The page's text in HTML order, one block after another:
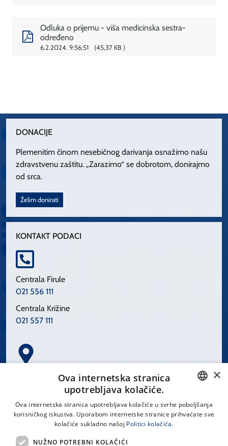
Odluka o prijemu - viša medicinska sestra-
određeno
6.2.2024. 9:56:51 45,37 KB
DONACIJE
Plemenitim činom nesebičnog darivanja osnažimo našu
zdravstvenu zaštitu. „Zarazimo“ se dobrotom, donirajmo
od srca.
Želim donirati
KONTAKT PODACI
Centrala Firule
021 556 111
Centrala Križine
021 557 111
Spinčićeva 1, 21000 Split
CROATIAN
×
Ova internetska stranica
upotrebljava kolačiće.
Ova internetska stranica upotrebljava kolačiće u svrhe poboljšanja
korisničkog iskustva. Uporabom internetske stranice prihvaćate sve
kolačiće sukladno našoj Politici kolačića.
NUŽNO POTREBNI KOLAČIĆI